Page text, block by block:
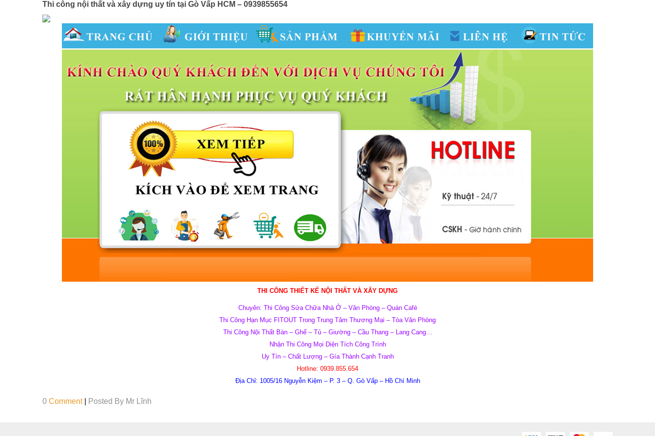
Thi công nội thất và xây dựng uy tín tại Gò Vấp HCM – 0939855654
THI CÔNG THIẾT KẾ NỘI THẤT VÀ XÂY DỰNG
Chuyên: Thi Công Sửa Chữa Nhà Ở – Văn Phòng – Quán Café
Thi Công Hạn Mục FITOUT Trong Trung Tâm Thương Mại – Tòa Văn Phòng
Thi Công Nội Thất Bàn – Ghế – Tủ – Giường – Cầu Thang – Lang Cang…
Nhận Thi Công Mọi Diện Tích Công Trình
Uy Tín – Chất Lượng – Gía Thành Cạnh Tranh
Hotline: 0939.855.654
Địa Chỉ: 1005/16 Nguyễn Kiệm – P. 3 – Q. Gò Vấp – Hồ Chí Minh
0 Comment Posted By Mr Lĩnh